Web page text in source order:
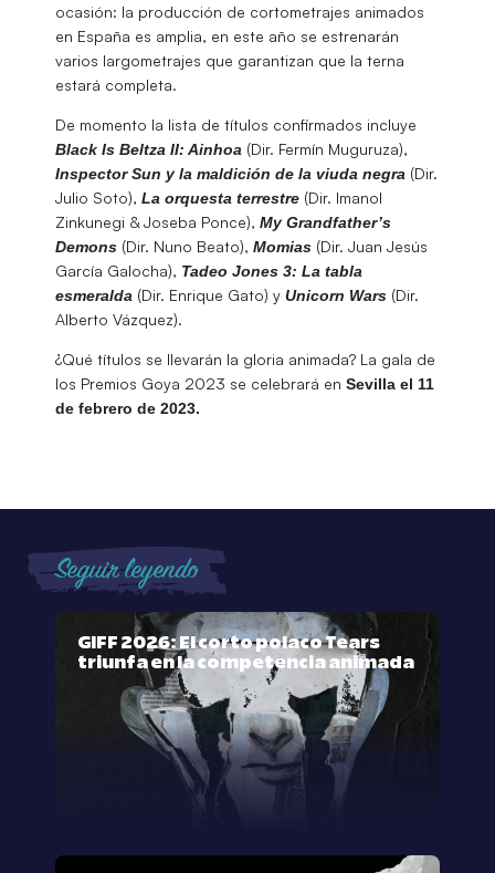
ocasión: la producción de cortometrajes animados
en España es amplia, en este año se estrenarán
varios largometrajes que garantizan que la terna
estará completa.
De momento la lista de títulos confirmados incluye
Black Is Beltza II: Ainhoa (Dir. Fermín Muguruza),
Inspector Sun y la maldición de la viuda negra (Dir.
Julio Soto), La orquesta terrestre (Dir. Imanol
Zinkunegi & Joseba Ponce), My Grandfather’s
Demons (Dir. Nuno Beato), Momias (Dir. Juan Jesús
García Galocha), Tadeo Jones 3: La tabla
esmeralda (Dir. Enrique Gato) y Unicorn Wars (Dir.
Alberto Vázquez).
¿Qué títulos se llevarán la gloria animada? La gala de
los Premios Goya 2023 se celebrará en Sevilla el 11
de febrero de 2023.
Seguir leyendo
GIFF 2026: El corto polaco Tears
triunfa en la competencia animada